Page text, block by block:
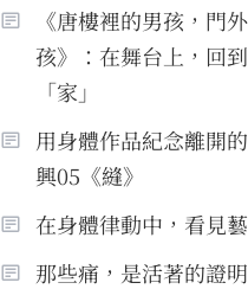
《唐樓裡的男孩，門
孩》：在舞台上，回
「家」
用身體作品紀念離開
興05《縫》
在身體律動中，看見
那些痛，是活著的證